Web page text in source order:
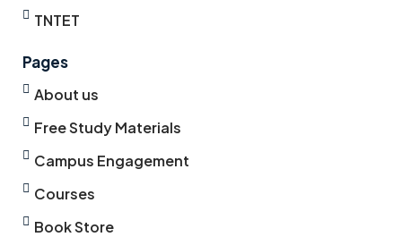
TNTET
Pages
About us
Free Study Materials
Campus Engagement
Courses
Book Store